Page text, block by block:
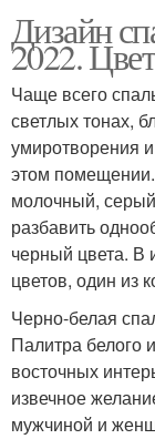
Дизайн
2022.
Чаще всего
светлых тонах,
умиротворения
этом
молочный,
разбавить
черный цвета. В
цветов, один из
Черно-белая
Палитра белого
восточных
извечное
мужчиной и